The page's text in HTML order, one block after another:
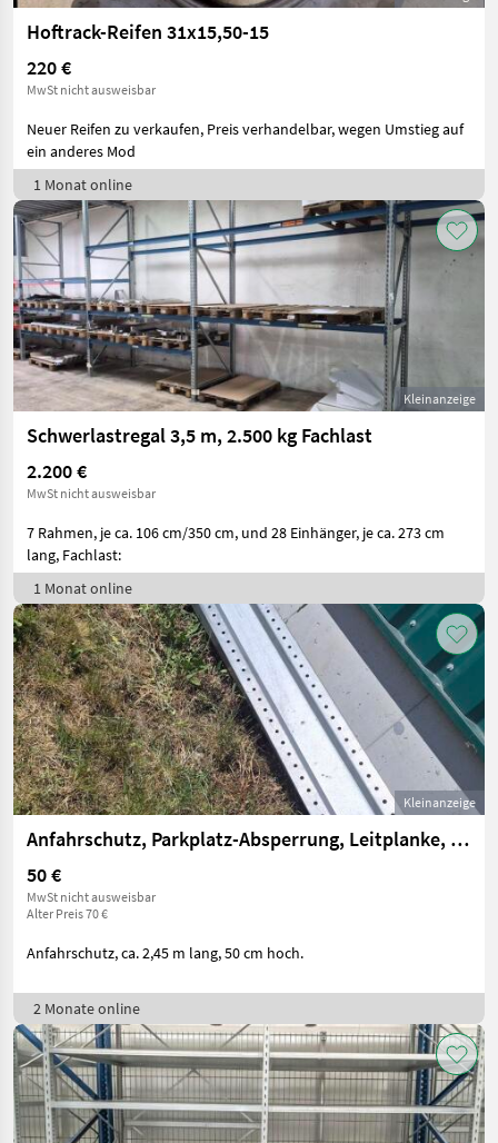
Hoftrack-Reifen 31x15,50-15
220 €
MwSt nicht ausweisbar
Neuer Reifen zu verkaufen, Preis verhandelbar, wegen Umstieg auf
ein anderes Mod
1 Monat online
Kleinanzeige
Schwerlastregal 3,5 m, 2.500 kg Fachlast
2.200 €
MwSt nicht ausweisbar
7 Rahmen, je ca. 106 cm/350 cm, und 28 Einhänger, je ca. 273 cm
lang, Fachlast:
1 Monat online
Kleinanzeige
Anfahrschutz, Parkplatz-Absperrung, Leitplanke, Sicherung
50 €
MwSt nicht ausweisbar
Alter Preis 70 €
Anfahrschutz, ca. 2,45 m lang, 50 cm hoch.
2 Monate online